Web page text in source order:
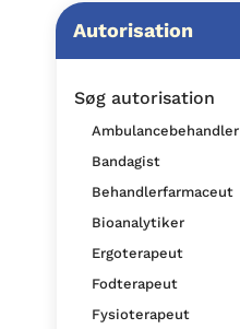
Autorisation
Søg autorisation
Ambulancebehandler
Bandagist
Behandlerfarmaceut
Bioanalytiker
Ergoterapeut
Fodterapeut
Fysioterapeut